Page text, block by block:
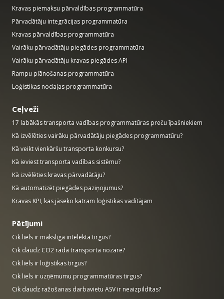
Kravas piemaksu pārvaldības programmatūra
Pārvadātāju integrācijas programmatūra
Kravas pārvaldības programmatūra
Vairāku pārvadātāju piegādes programmatūra
Vairāku pārvadātāju kravas piegādes API
Rampu plānošanas programmatūra
Loģistikas nodaļas programmatūra
Ceļveži
17 labākās transporta vadības programmatūras preču īpašniekiem
Kā izvēlēties vairāku pārvadātāju piegādes programmatūru?
Kā veikt vienkāršu transporta konkursu?
Kā ieviest transporta vadības sistēmu?
Kā izvēlēties kravas pārvadātāju?
Kā automatizēt piegādes paziņojumus?
Kravas KPI, kas jāseko katram loģistikas vadītājam
Pētījumi
Cik liels ir mākslīgā intelekta tirgus?
Cik daudz CO2 rada transporta nozare?
Cik liels ir loģistikas tirgus?
Cik liels ir uzņēmumu programmatūras tirgus?
Cik daudz ražošanas darbavietu ASV ir neaizpildītas?